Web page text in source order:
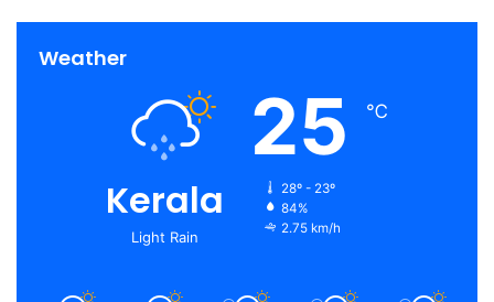
Weather
Kerala
Light Rain
25 ℃
28º - 23º
84%
2.75 km/h